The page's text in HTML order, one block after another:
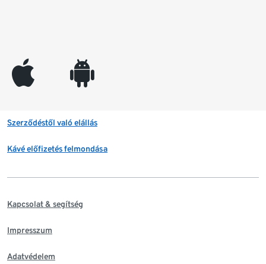
appleinc android
Szerződéstől való elállás
Kávé előfizetés felmondása
Kapcsolat & segítség
Impresszum
Adatvédelem